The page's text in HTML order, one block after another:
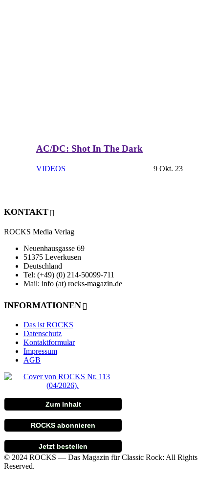
AC/DC: Shot In The Dark
VIDEOS 9 Okt. 23
KONTAKT
ROCKS Media Verlag
Neuenhausgasse 69
51375 Leverkusen
Deutschland
Tel: (+49) (0) 214-50099-711
Mail: info (at) rocks-magazin.de
INFORMATIONEN
Das ist ROCKS
Datenschutz
Kontaktformular
Impressum
AGB
Zum Inhalt
ROCKS abonnieren
Jetzt bestellen
© 2024 ROCKS — Das Magazin für Classic Rock: All Rights
Reserved.